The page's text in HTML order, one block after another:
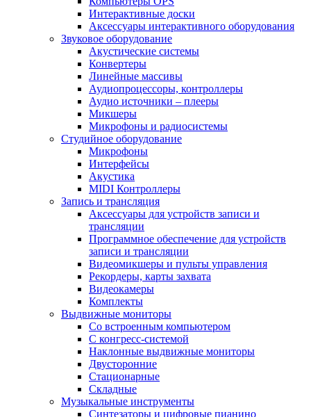
Интерактивные доски
Аксессуары интерактивного оборудования
Звуковое оборудование
Акустические системы
Конвертеры
Линейные массивы
Аудиопроцессоры, контроллеры
Аудио источники – плееры
Микшеры
Микрофоны и радиосистемы
Студийное оборудование
Микрофоны
Интерфейсы
Акустика
MIDI Контроллеры
Запись и трансляция
Аксессуары для устройств записи и
трансляции
Программное обеспечение для устройств
записи и трансляции
Видеомикшеры и пульты управления
Рекордеры, карты захвата
Видеокамеры
Комплекты
Выдвижные мониторы
Со встроенным компьютером
С конгресс-системой
Наклонные выдвижные мониторы
Двусторонние
Стационарные
Складные
Музыкальные инструменты
Синтезаторы и цифровые пианино